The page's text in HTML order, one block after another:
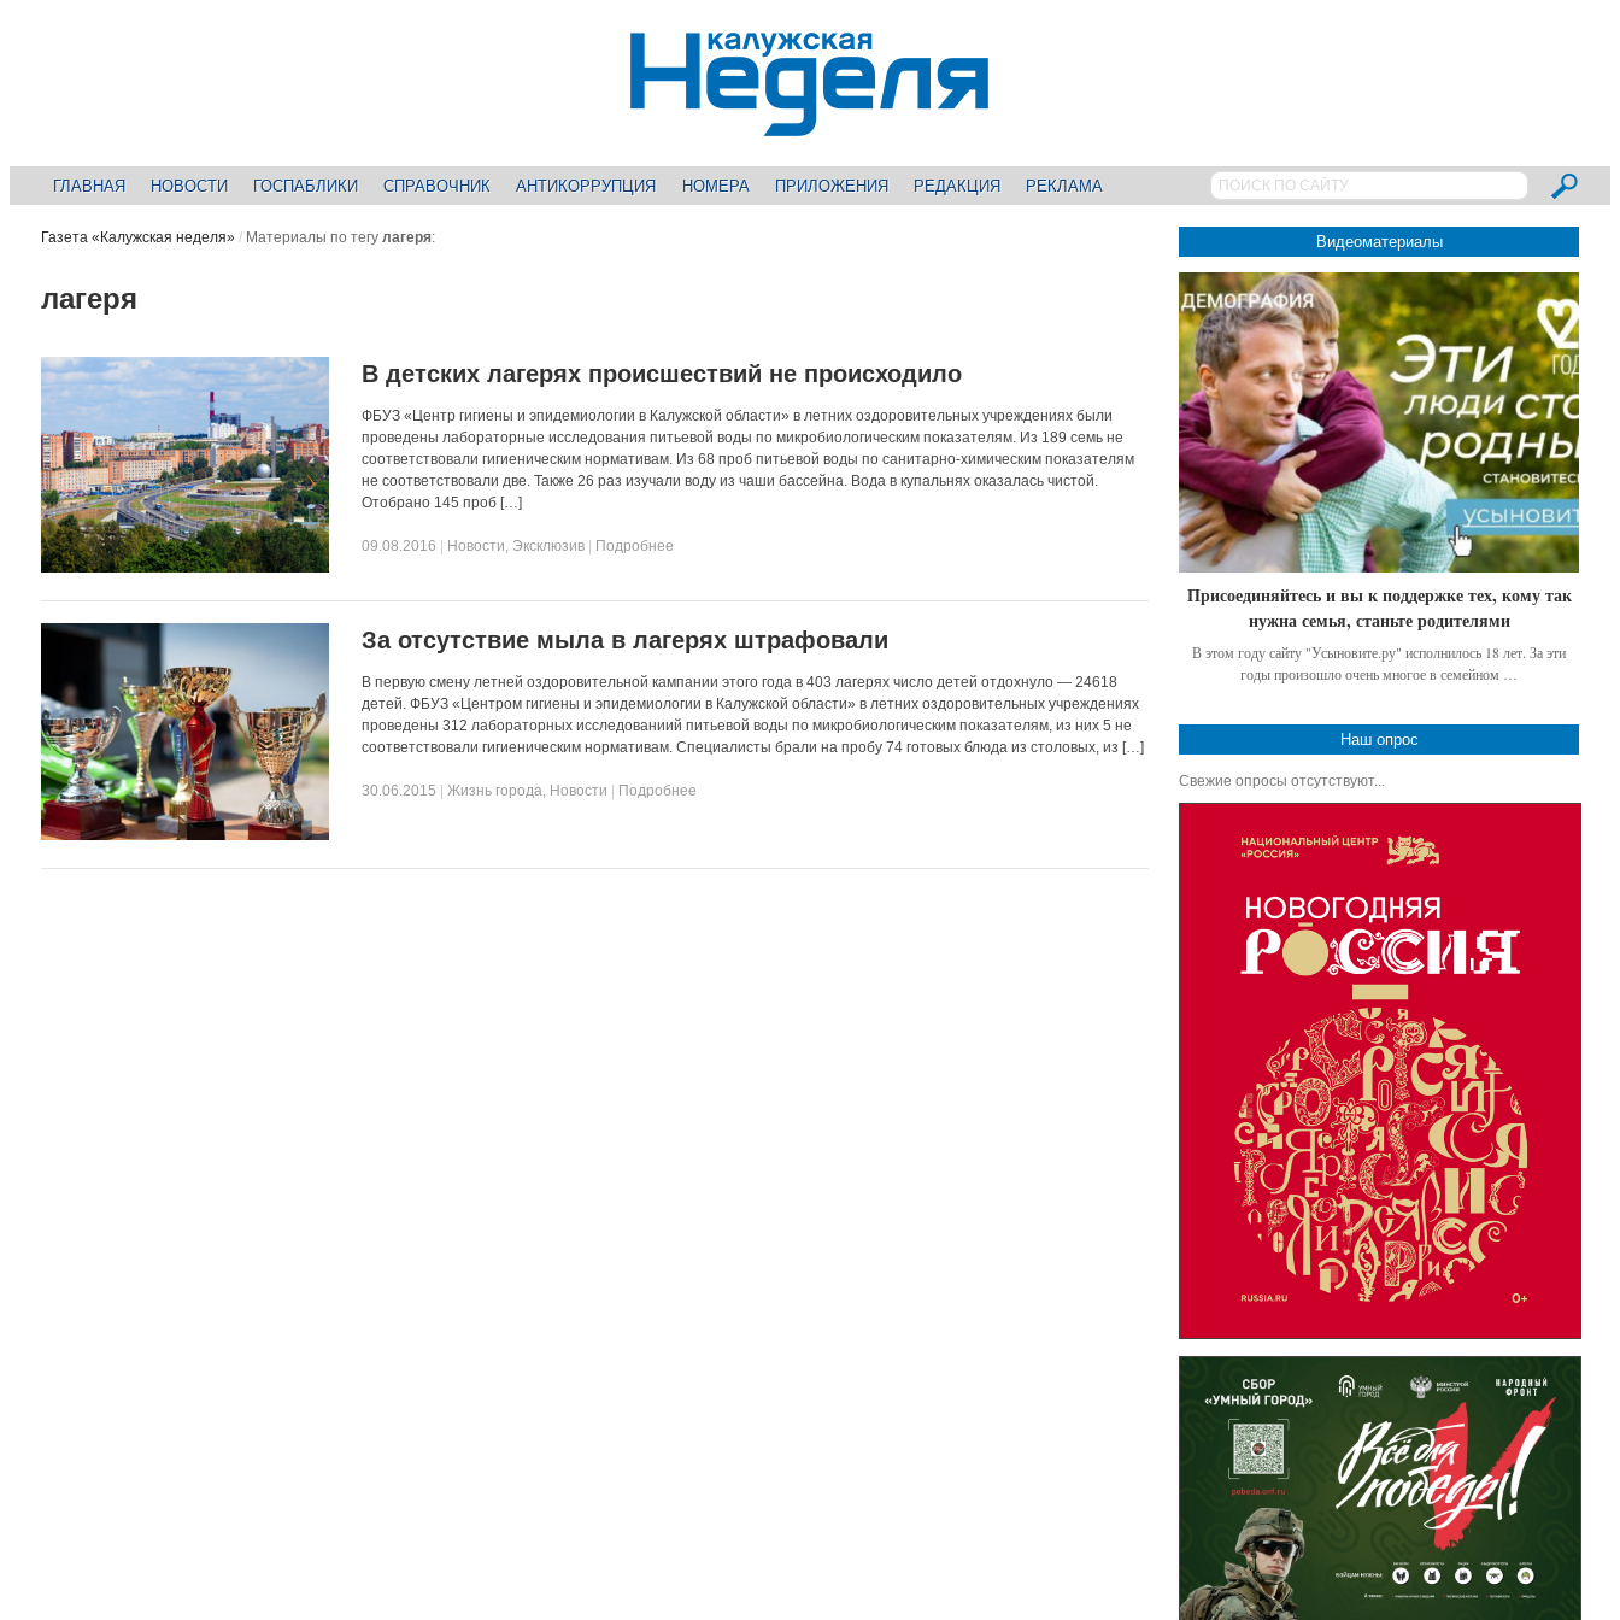
ГЛАВНАЯ НОВОСТИ ГОСПАБЛИКИ СПРАВОЧНИК АНТИКОРРУПЦИЯ НОМЕРА ПРИЛОЖЕНИЯ РЕДАКЦИЯ РЕКЛАМА
Газета «Калужская неделя» / Материалы по тегу лагеря:
лагеря
В детских лагерях происшествий не происходило
ФБУЗ «Центр гигиены и эпидемиологии в Калужской области» в летних оздоровительных учреждениях были
проведены лабораторные исследования питьевой воды по микробиологическим показателям. Из 189 семь не
соответствовали гигиеническим нормативам. Из 68 проб питьевой воды по санитарно-химическим показателям
не соответствовали две. Также 26 раз изучали воду из чаши бассейна. Вода в купальнях оказалась чистой.
Отобрано 145 проб […]
09.08.2016 Новости, Эксклюзив Подробнее
За отсутствие мыла в лагерях штрафовали
В первую смену летней оздоровительной кампании этого года в 403 лагерях число детей отдохнуло — 24618
детей. ФБУЗ «Центром гигиены и эпидемиологии в Калужской области» в летних оздоровительных учреждениях
проведены 312 лабораторных исследованиий питьевой воды по микробиологическим показателям, из них 5 не
соответствовали гигиеническим нормативам. Специалисты брали на пробу 74 готовых блюда из столовых, из […]
30.06.2015 |Жизнь города, Новости Подробнее
Видеоматериалы
Присоединяйтесь и вы к поддержке тех, кому так
нужна семья, станьте родителями
В этом году сайту "Усыновите.ру" исполнилось 18 лет. За эти
годы произошло очень многое в семейном …
Наш опрос
Свежие опросы отсутствуют...